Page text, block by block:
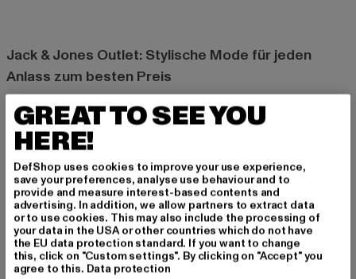
Jack & Jones Outlet: Stylische Mode für jeden
Anlass zum besten Preis
Jack & Jones steht für moderne, stilvolle und zugleich
erschwingliche Mode für den Mann. Die Marke ist bekannt für
ihre hochwertigen Basics und trendigen Styles, die in keinem
Kleiderschrank fehlen dürfen. Im Def-Shop Outlet findest du
eine große Auswahl an Jack & Jones Mode zu besonders
attraktiven Preisen – ideal für alle, die nicht nur auf Qualität,
sondern auch auf Budgetfreundlichkeit Wert legen.
Was Jack & Jones so besonders macht
Hohe Qualität und modische Designs
GREAT TO SEE YOU
HERE!
DefShop uses cookies to improve your use experience,
save your preferences, analyse use behaviour and to
provide and measure interest-based contents and
advertising. In addition, we allow partners to extract data
or to use cookies. This may also include the processing of
your data in the USA or other countries which do not have
the EU data protection standard. If you want to change
this, click on "Custom settings". By clicking on "Accept" you
agree to this. Data protection